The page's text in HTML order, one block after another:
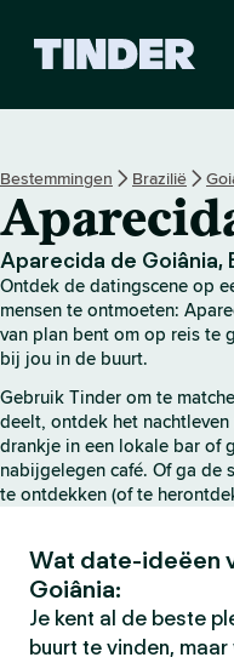
r
h
o
m
e
p
a
n
a
Bestemmingen Brazilië
Aparecida de Goiânia,
Ontdek de datingscene op
mensen te ontmoeten:
van plan bent om op reis te
bij jou in de buurt.
Gebruik Tinder om te
deelt, ontdek het
drankje in een lokale bar of
nabijgelegen café. Of ga de
te ontdekken (of te
Wat date-ideëen
Goiânia:
Je kent al de beste
buurt te vinden,